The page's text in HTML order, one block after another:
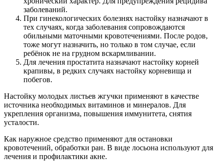
заболеваний.
При гинекологических болезнях настойку назначают в
тех случаях, когда заболевания сопровождаются
обильными маточными кровотечениями. После родов,
тоже могут назначить, но только в том случае, если
ребёнок не на грудном вскармливании.
Для лечения простатита назначают настойку корней
крапивы, в редких случаях настойку корневища и
побегов.
Настойку молодых листьев жгучки применяют в качестве
источника необходимых витаминов и минералов. Для
укрепления организма, повышения иммунитета, снятия
усталости.
Как наружное средство применяют для остановки
кровотечений, обработки ран. В виде лосьона используют для
лечения и профилактики акне.